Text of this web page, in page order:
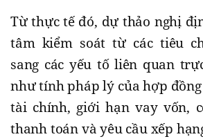
Từ thực tế đó, dự thảo nghị
tâm kiểm soát từ các tiêu
sang các yếu tố liên quan
như tính pháp lý của hợp đồng
tài chính, giới hạn vay vốn,
thanh toán và yêu cầu xếp